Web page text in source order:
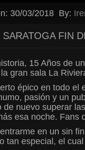
30/03/2018 By:
FIN
15 Años de
gran sala La
épico en todo el
pasión y un
de nuevo superar
esa noche. Fans
en un sin
tan especial, el